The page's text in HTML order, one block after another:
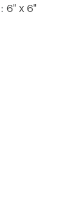
6" x 6"